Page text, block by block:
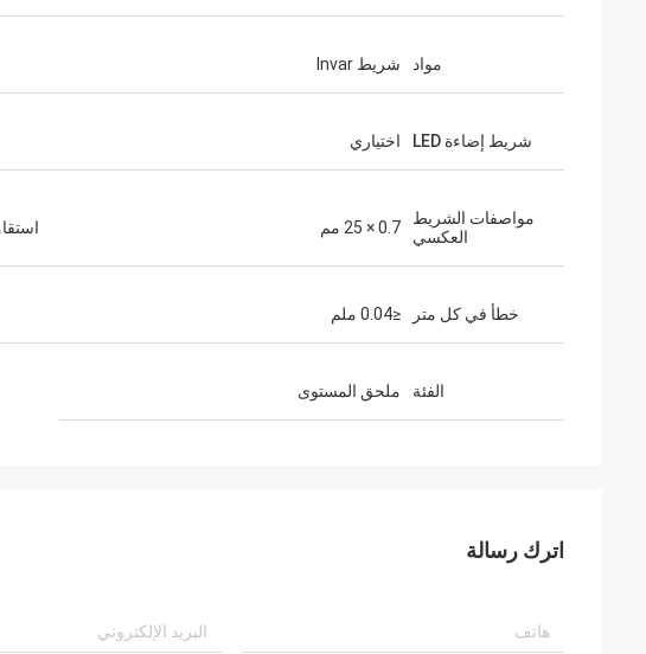
مواد شريط Invar
شريط إضاءة LED اختياري
مواصفات الشريط
العكسي
0.7 × 25 مم
خطأ في كل متر ≤0.04 ملم
الفئة ملحق المستوى
اترك رسالة